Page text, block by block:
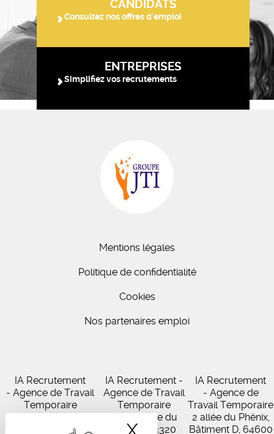
CANDIDATS
Consultez nos offres d'emploi
ENTREPRISES
Simplifiez vos recrutements
Mentions légales
Politique de confidentialité
Cookies
Nos partenaires emploi
IA Recrutement
- Agence de Travail
Temporaire
Virecourt, 33370
IA Recrutement -
Agence de Travail
Temporaire
102 Avenue du
Médoc, 33320
IA Recrutement
- Agence de
Travail Temporaire
2 allée du Phénix,
Bâtiment D, 64600